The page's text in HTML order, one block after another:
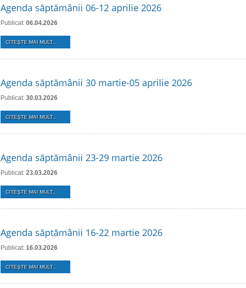
Agenda săptămânii 06-12 aprilie 2026
Publicat: 06.04.2026
CITEŞTE MAI MULT...
Agenda săptămânii 30 martie-05 aprilie 2026
Publicat: 30.03.2026
CITEŞTE MAI MULT...
Agenda săptămânii 23-29 martie 2026
Publicat: 23.03.2026
CITEŞTE MAI MULT...
Agenda săptămânii 16-22 martie 2026
Publicat: 16.03.2026
CITEŞTE MAI MULT...